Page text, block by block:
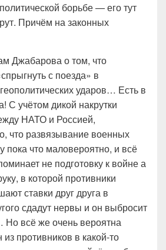
борьбе — его тут
Причём на законных
Джабарова о том, что
с поезда» в
ударов… Есть в
С учётом дикой накрутки
НАТО и Россией,
что развязывание военных
пока что маловероятно, и всё
не подготовку к войне а
в которой противники
ставки друг друга в
сдадут нервы и он выбросит
Но всё же очень вероятна
из противников в какой-то